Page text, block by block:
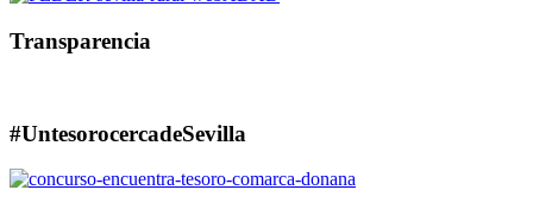
Transparencia
#UntesorocercadeSevilla